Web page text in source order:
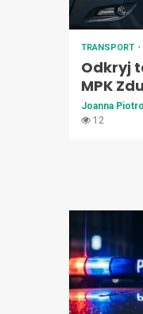
TRANSPORT
Odkryj
MPK
Joanna
12